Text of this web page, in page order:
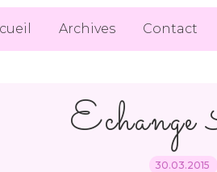
Archives Contact
30.03.2015